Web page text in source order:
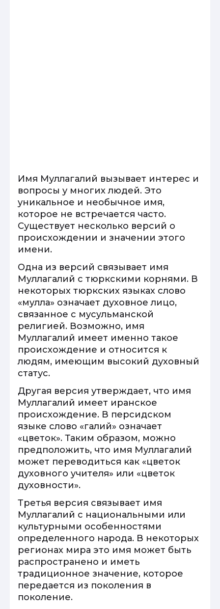
Имя Муллагалий вызывает интерес и
вопросы у многих людей. Это
уникальное и необычное имя,
которое не встречается часто.
Существует несколько версий о
происхождении и значении этого
имени.
Одна из версий связывает имя
Муллагалий с тюркскими корнями. В
некоторых тюркских языках слово
«мулла» означает духовное лицо,
связанное с мусульманской
религией. Возможно, имя
Муллагалий имеет именно такое
происхождение и относится к
людям, имеющим высокий духовный
статус.
Другая версия утверждает, что имя
Муллагалий имеет иранское
происхождение. В персидском
языке слово «галий» означает
«цветок». Таким образом, можно
предположить, что имя Муллагалий
может переводиться как «цветок
духовного учителя» или «цветок
духовности».
Третья версия связывает имя
Муллагалий с национальными или
культурными особенностями
определенного народа. В некоторых
регионах мира это имя может быть
распространено и иметь
традиционное значение, которое
передается из поколения в
поколение.